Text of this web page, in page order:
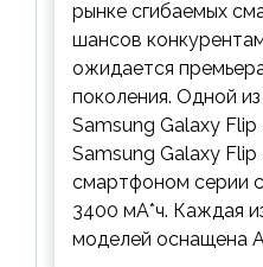
рынке сгибаемых
шансов
ожидается
поколения. Одной
Samsung Galaxy Flip
Samsung Galaxy
смартфоном серии
3400 мА*ч. Каждая
моделей оснащена